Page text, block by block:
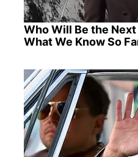
Who Will Be the
What We Know So